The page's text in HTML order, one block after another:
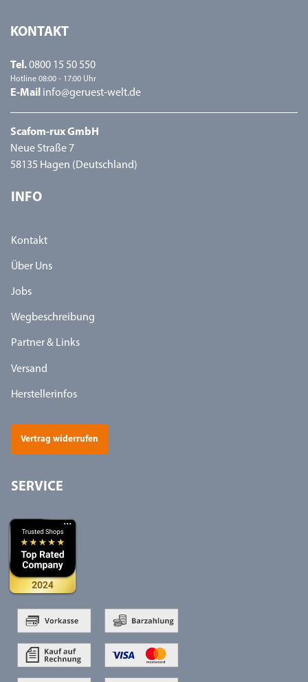
KONTAKT
Tel.0800 15 50 550
Hotline 08:00 - 17:00 Uhr
E-Mail info@geruest-welt.de
Scafom-rux GmbH
Neue Straße 7
58135 Hagen (Deutschland)
INFO
Kontakt
Über Uns
Jobs
Wegbeschreibung
Partner & Links
Versand
Herstellerinfos
Vertrag widerrufen
SERVICE